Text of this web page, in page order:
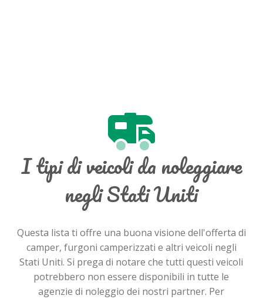
I tipi di veicoli da noleggiare
negli Stati Uniti
Questa lista ti offre una buona visione dell'offerta di
camper, furgoni camperizzati e altri veicoli negli
Stati Uniti. Si prega di notare che tutti questi veicoli
potrebbero non essere disponibili in tutte le
agenzie di noleggio dei nostri partner. Per